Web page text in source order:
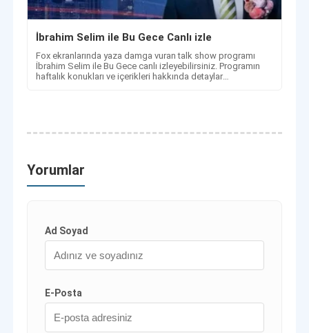
İbrahim Selim ile Bu Gece Canlı izle
Fox ekranlarında yaza damga vuran talk show programı
İbrahim Selim ile Bu Gece canlı izleyebilirsiniz. Programın
haftalık konukları ve içerikleri hakkında detaylar
Yorumlar
Ad Soyad
E-Posta